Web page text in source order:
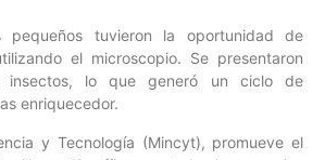
pequeños tuvieron la oportunidad de
el microscopio. Se presentaron
insectos, lo que generó un ciclo de
enriquecedor.
y Tecnología (Mincyt), promueve el